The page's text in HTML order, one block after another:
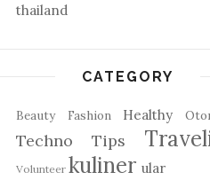
thailand
CATEGORY
Beauty Fashion Healthy
Techno Tips
Volunteer kuliner ular